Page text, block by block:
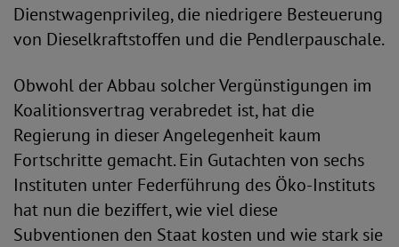
Dienstwagenprivileg, die niedrigere Besteuerung
von Dieselkraftstoffen und die Pendlerpauschale.
Obwohl der Abbau solcher Vergünstigungen im
Koalitionsvertrag verabredet ist, hat die
Regierung in dieser Angelegenheit kaum
Fortschritte gemacht. Ein Gutachten von sechs
Instituten unter Federführung des Öko-Instituts
hat nun die beziffert, wie viel diese
Subventionen den Staat kosten und wie stark sie